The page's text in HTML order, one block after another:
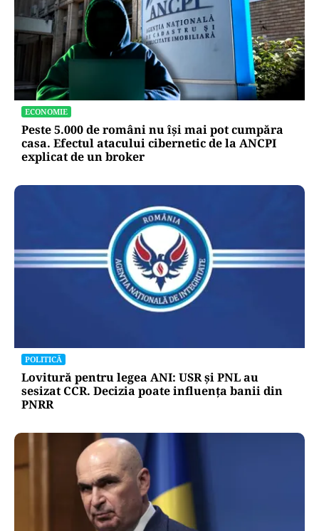
ECONOMIE
Peste 5.000 de români nu își mai pot cumpăra
casa. Efectul atacului cibernetic de la ANCPI
explicat de un broker
POLITICĂ
Lovitură pentru legea ANI: USR și PNL au
sesizat CCR. Decizia poate influența banii din
PNRR